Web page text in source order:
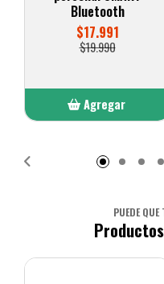
Bluetooth
$17.991
$19.990
Agregar
PUEDE QUE